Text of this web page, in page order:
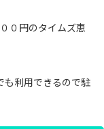
０円のタイムズ恵
も利用できるので駐